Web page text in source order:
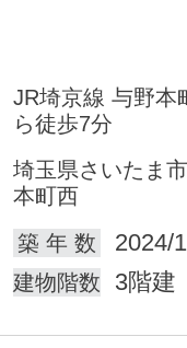
JR埼京線 与野本
ら徒歩7分
埼玉県さいたま
本町西
築 年 数
2024/
建物階数 3階建